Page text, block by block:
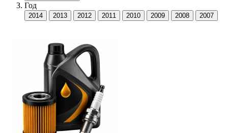
Год
2014 2013 2012 2011 2010 2009 2008 2007